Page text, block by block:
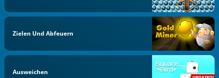
Zielen Und Abfeuern
Ausweichen